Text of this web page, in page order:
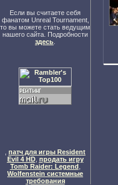
Если вы считаете себя
фанатом Unreal Tournament,
то вы можете стать ведущим
нашего сайта. Подробности
здесь
патч для игры Resident
Evil 4 HD, продать игру
Tomb Raider: Legend
Wolfenstein системные
требования